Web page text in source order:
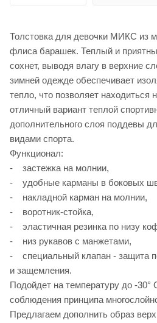
Толстовка для девочки МИКС из
флиса барашек. Теплый и
сохнет, выводя влагу в верхние
зимней одежде обеспечивает
тепло, что позволяет находиться
отличный вариант теплой
дополнительного слоя поддевы
видами спорта.
Функционал:
- застежка на молнии,
- удобные карманы в боковых
- накладной карман на молнии,
- воротник-стойка,
- эластичная резинка по низу
- низ рукавов с манжетами,
- специальный клапан - защита
и защемления.
Подойдет на температуру до -30°
соблюдения принципа
Предлагаем дополнить образ